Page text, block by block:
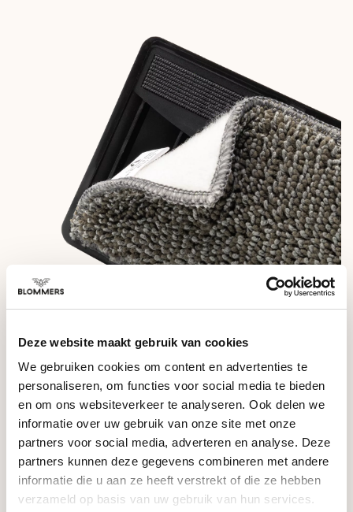
Deze website maakt gebruik van cookies
We gebruiken cookies om content en advertenties te
personaliseren, om functies voor social media te bieden
en om ons websiteverkeer te analyseren. Ook delen we
informatie over uw gebruik van onze site met onze
partners voor social media, adverteren en analyse. Deze
partners kunnen deze gegevens combineren met andere
informatie die u aan ze heeft verstrekt of die ze hebben
verzameld op basis van uw gebruik van hun services.
SPECIFICATIES ARTPRESSO - DRIP TRAY CLEANING TOOL
- Gewicht: 140 gram
- Materiaal: Plastic, Polyester
- Inclusief: 3x microvezel doekje
-PAS OP: Tool niet onderdompelen in water of gebruiken in
combinatie met schoonmaakmiddel.